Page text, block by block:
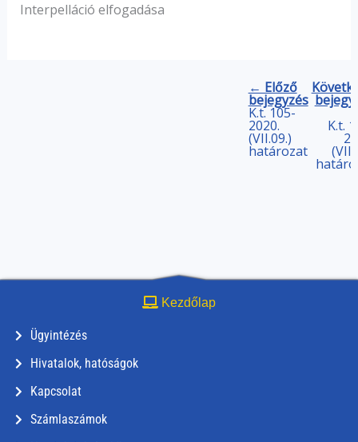
Interpelláció elfogadása
← Előző
bejegyzés
K.t. 105-
2020.
(VII.09.)
határozat
K.t.
Kezdőlap
Ügyintézés
Hivatalok, hatóságok
Kapcsolat
Számlaszámok